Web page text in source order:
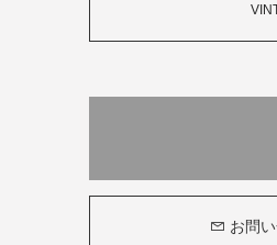
お問